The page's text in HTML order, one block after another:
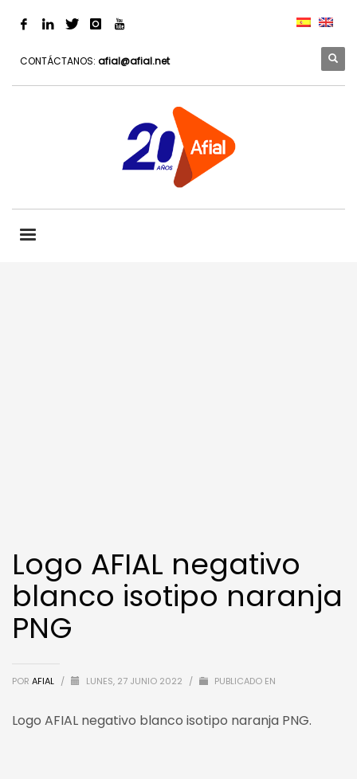
CONTÁCTANOS: afial@afial.net
Logo AFIAL negativo
blanco isotipo naranja
PNG
POR AFIAL / LUNES, 27 JUNIO 2022 / PUBLICADO EN
Logo AFIAL negativo blanco isotipo naranja PNG.